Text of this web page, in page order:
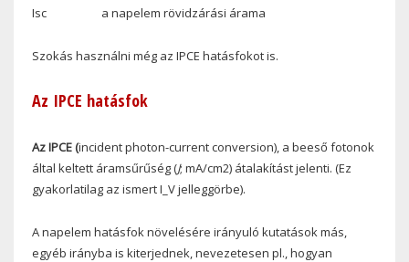
Isc a napelem rövidzárási árama
Szokás használni még az IPCE hatásfokot is.
Az IPCE hatásfok
Az IPCE (incident photon-current conversion), a beeső fotonok
által keltett áramsűrűség (J; mA/cm2) átalakítást jelenti. (Ez
gyakorlatilag az ismert I_V jelleggörbe).
A napelem hatásfok növelésére irányuló kutatások más,
egyéb irányba is kiterjednek, nevezetesen pl., hogyan